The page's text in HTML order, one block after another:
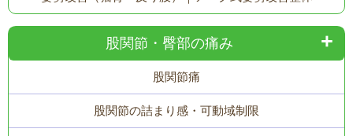
股関節・臀部の痛み
股関節痛
股関節の詰まり感・可動域制限